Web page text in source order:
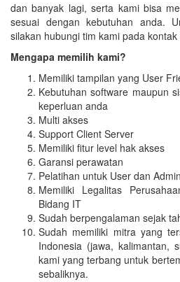
dan banyak lagi, serta kami bisa
sesuai dengan kebutuhan anda.
silakan hubungi tim kami pada
Mengapa memilih kami?
Memiliki tampilan yang User
Kebutuhan software maupun
keperluan anda
Multi akses
Support Client Server
Memiliki fitur level hak akses
Garansi perawatan
Pelatihan untuk User dan
Memiliki Legalitas
Bidang IT
Sudah berpengalaman sejak
Sudah memiliki mitra yang
Indonesia (jawa, kalimantan,
kami yang terbang untuk
sebaliknya.